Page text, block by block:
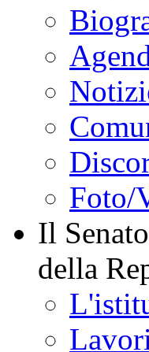
Foto/
Il Senato
della